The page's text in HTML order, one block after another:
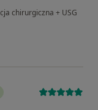
chirurgiczna + USG